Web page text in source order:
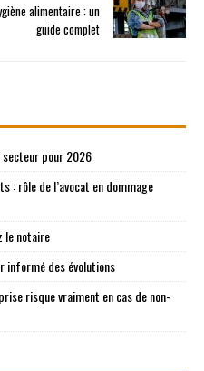
alimentaire : un
guide complet
secteur pour 2026
: rôle de l’avocat en dommage
le notaire
informé des évolutions
risque vraiment en cas de non-